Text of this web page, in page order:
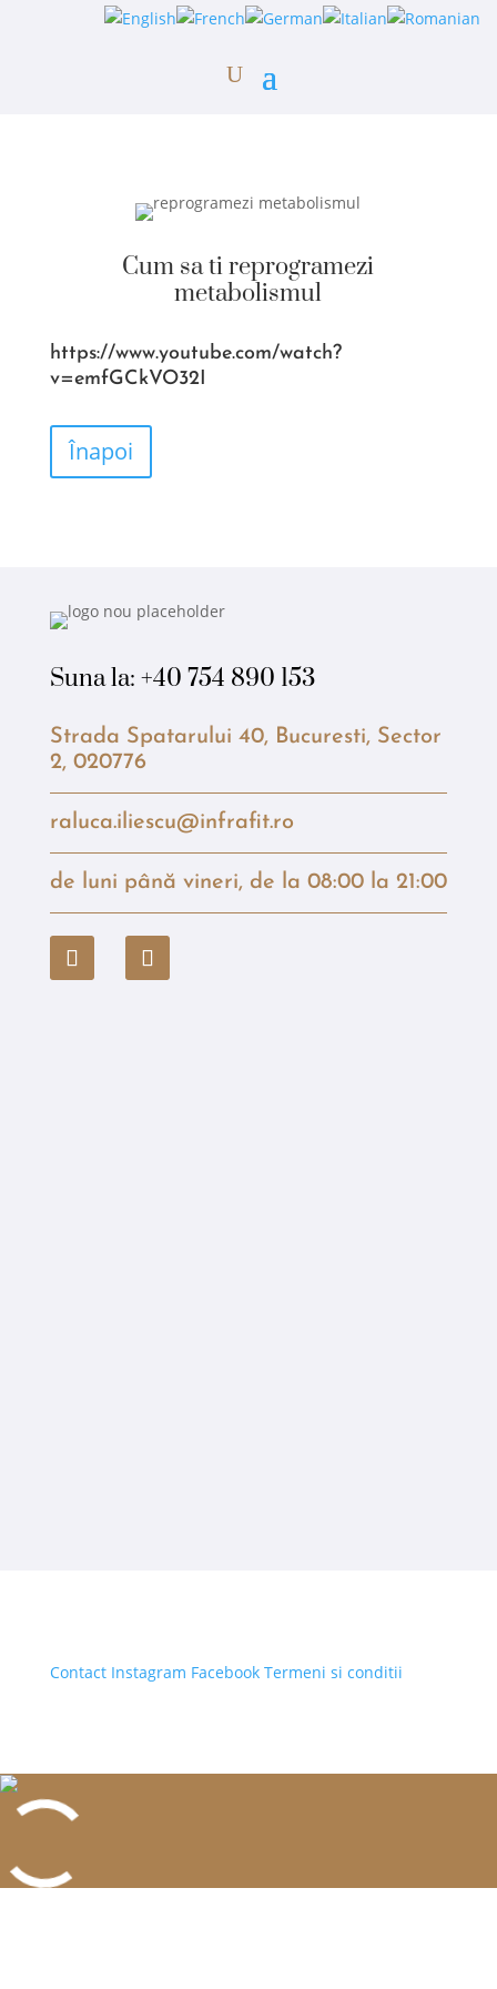
Cum sa ti reprogramezi
metabolismul
https://www.youtube.com/watch?
v=emfGCkVO32I
Înapoi
Suna la: +40 754 890 153
Strada Spatarului 40, Bucuresti, Sector
2, 020776
raluca.iliescu@infrafit.ro
de luni până vineri, de la 08:00 la 21:00
Contact Instagram Facebook Termeni si conditii